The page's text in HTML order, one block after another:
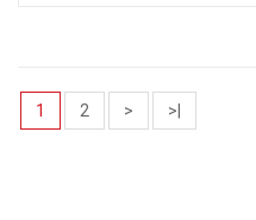
1 2 >
>|